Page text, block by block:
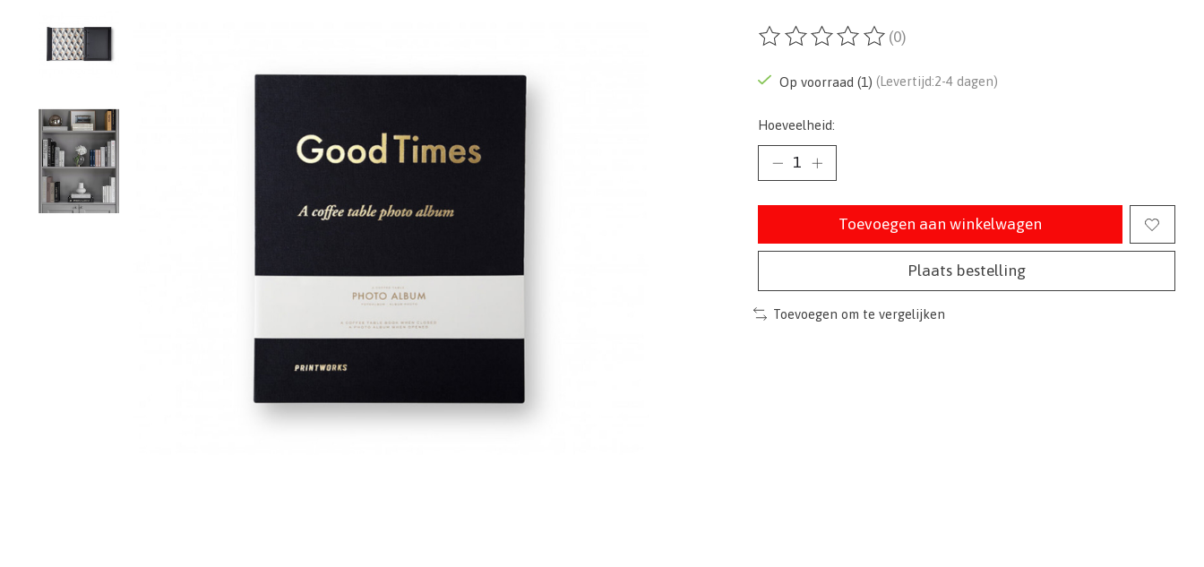
De beoordeling van dit product is
(0)
Op voorraad (1) (Levertijd:2-4 dagen)
Hoeveelheid:
Toevoegen aan winkelwagen
Plaats bestelling
Toevoegen om te vergelijken